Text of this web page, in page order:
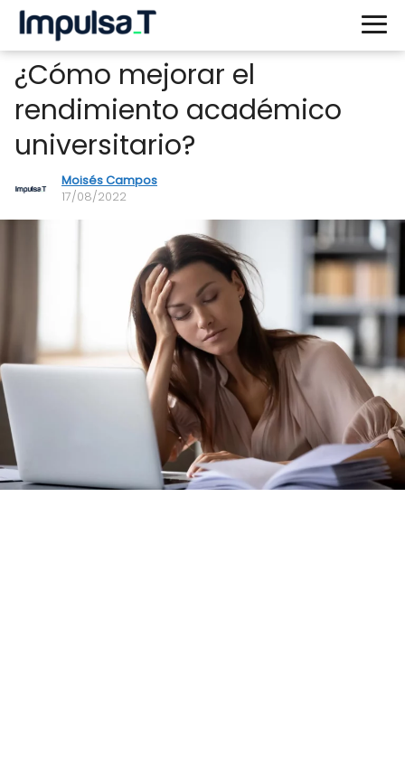
¿Cómo mejorar el
rendimiento académico
universitario?
Moisés Campos
17/08/2022